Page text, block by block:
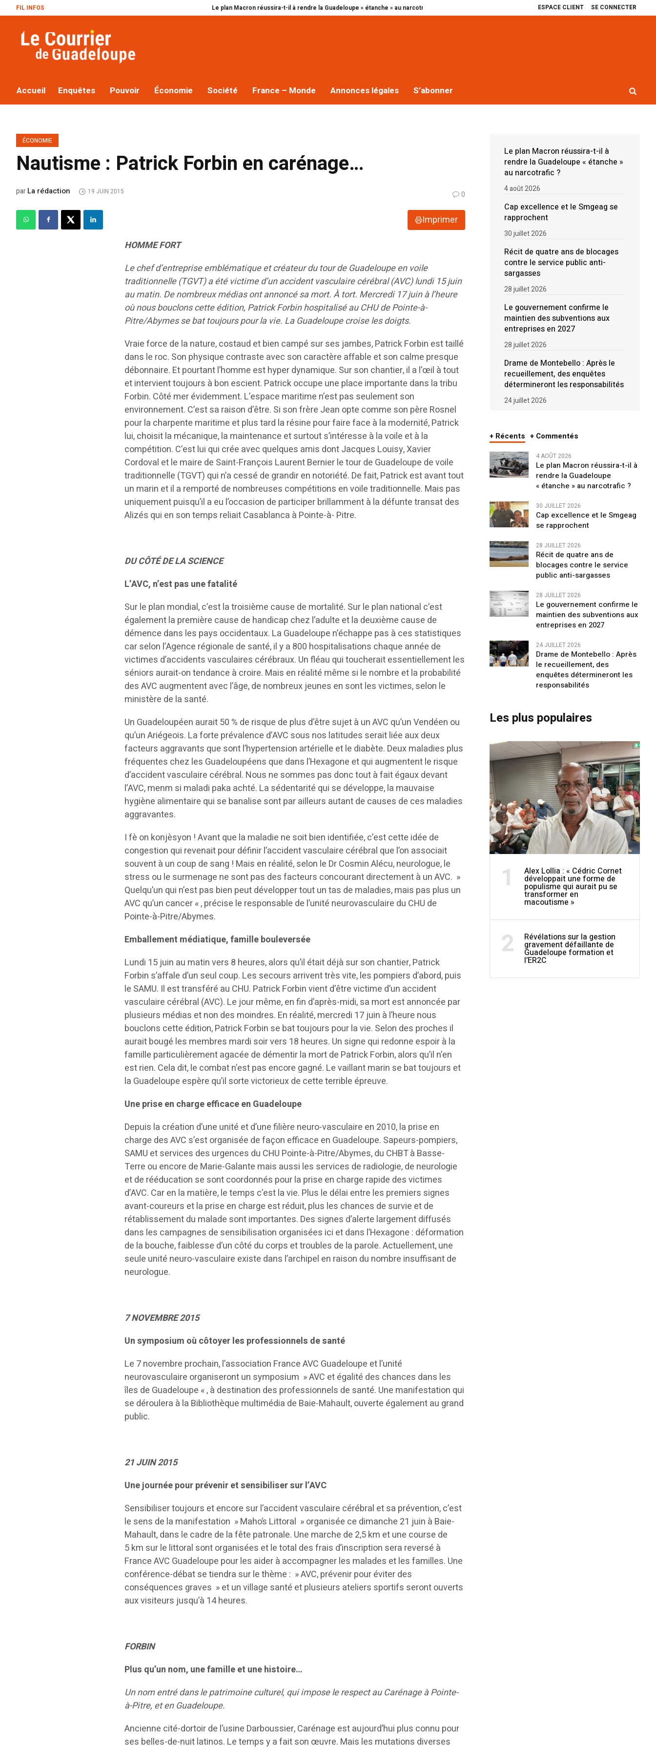
ESPACE CLIENT SE CONNECTER
FIL INFOS Le plan Macron réussira-t-il à rendre la Guadeloupe « étanche » au narcotrafic ? Cap excellence et le Smgeag se rapprochent Récit de quatre ans de blocages
Accueil Enquêtes Pouvoir Économie Société France – Monde Annonces légales S’abonner
ÉCONOMIE
Nautisme : Patrick Forbin en carénage…
0
parLa rédaction 19 JUIN 2015
Imprimer
HOMME FORT
Le chef d’entreprise emblématique et créateur du tour de Guadeloupe en voile
traditionnelle (TGVT) a été victime d’un accident vasculaire cérébral (AVC) lundi 15 juin
au matin. De nombreux médias ont annoncé sa mort. À tort. Mercredi 17 juin à l’heure
où nous bouclons cette édition, Patrick Forbin hospitalisé au CHU de Pointe-à-
Pitre/Abymes se bat toujours pour la vie. La Guadeloupe croise les doigts.
Vraie force de la nature, costaud et bien campé sur ses jambes, Patrick Forbin est taillé
dans le roc. Son physique contraste avec son caractère affable et son calme presque
débonnaire. Et pourtant l’homme est hyper dynamique. Sur son chantier, il a l’œil à tout
et intervient toujours à bon escient. Patrick occupe une place importante dans la tribu
Forbin. Côté mer évidemment. L’espace maritime n’est pas seulement son
environnement. C’est sa raison d’être. Si son frère Jean opte comme son père Rosnel
pour la charpente maritime et plus tard la résine pour faire face à la modernité, Patrick
lui, choisit la mécanique, la maintenance et surtout s’intéresse à la voile et à la
compétition. C’est lui qui crée avec quelques amis dont Jacques Louisy, Xavier
Cordoval et le maire de Saint-François Laurent Bernier le tour de Guadeloupe de voile
traditionnelle (TGVT) qui n’a cessé de grandir en notoriété. De fait, Patrick est avant tout
un marin et il a remporté de nombreuses compétitions en voile traditionnelle. Mais pas
uniquement puisqu’il a eu l’occasion de participer brillamment à la défunte transat des
Alizés qui en son temps reliait Casablanca à Pointe-à- Pitre.
DU CÔTÉ DE LA SCIENCE
L’AVC, n’est pas une fatalité
Sur le plan mondial, c’est la troisième cause de mortalité. Sur le plan national c’est
également la première cause de handicap chez l’adulte et la deuxième cause de
démence dans les pays occidentaux. La Guadeloupe n’échappe pas à ces statistiques
car selon l’Agence régionale de santé, il y a 800 hospitalisations chaque année de
victimes d’accidents vasculaires cérébraux. Un fléau qui toucherait essentiellement les
séniors aurait-on tendance à croire. Mais en réalité même si le nombre et la probabilité
des AVC augmentent avec l’âge, de nombreux jeunes en sont les victimes, selon le
ministère de la santé.
Un Guadeloupéen aurait 50 % de risque de plus d’être sujet à un AVC qu’un Vendéen ou
qu’un Ariégeois. La forte prévalence d’AVC sous nos latitudes serait liée aux deux
facteurs aggravants que sont l’hypertension artérielle et le diabète. Deux maladies plus
fréquentes chez les Guadeloupéens que dans l’Hexagone et qui augmentent le risque
d’accident vasculaire cérébral. Nous ne sommes pas donc tout à fait égaux devant
l’AVC, menm si maladi paka achté. La sédentarité qui se développe, la mauvaise
hygiène alimentaire qui se banalise sont par ailleurs autant de causes de ces maladies
aggravantes.
I fè on konjèsyon ! Avant que la maladie ne soit bien identifiée, c’est cette idée de
congestion qui revenait pour définir l’accident vasculaire cérébral que l’on associait
souvent à un coup de sang ! Mais en réalité, selon le Dr Cosmin Alécu, neurologue, le
stress ou le surmenage ne sont pas des facteurs concourant directement à un AVC. »
Quelqu’un qui n’est pas bien peut développer tout un tas de maladies, mais pas plus un
AVC qu’un cancer « , précise le responsable de l’unité neurovasculaire du CHU de
Pointe-à-Pitre/Abymes.
Emballement médiatique, famille bouleversée
Lundi 15 juin au matin vers 8 heures, alors qu’il était déjà sur son chantier, Patrick
Forbin s’affale d’un seul coup. Les secours arrivent très vite, les pompiers d’abord, puis
le SAMU. Il est transféré au CHU. Patrick Forbin vient d’être victime d’un accident
vasculaire cérébral (AVC). Le jour même, en fin d’après-midi, sa mort est annoncée par
plusieurs médias et non des moindres. En réalité, mercredi 17 juin à l’heure nous
bouclons cette édition, Patrick Forbin se bat toujours pour la vie. Selon des proches il
aurait bougé les membres mardi soir vers 18 heures. Un signe qui redonne espoir à la
famille particulièrement agacée de démentir la mort de Patrick Forbin, alors qu’il n’en
est rien. Cela dit, le combat n’est pas encore gagné. Le vaillant marin se bat toujours et
la Guadeloupe espère qu’il sorte victorieux de cette terrible épreuve.
Une prise en charge efficace en Guadeloupe
Depuis la création d’une unité et d’une filière neuro-vasculaire en 2010, la prise en
charge des AVC s’est organisée de façon efficace en Guadeloupe. Sapeurs-pompiers,
SAMU et services des urgences du CHU Pointe-à-Pitre/Abymes, du CHBT à Basse-
Terre ou encore de Marie-Galante mais aussi les services de radiologie, de neurologie
et de rééducation se sont coordonnés pour la prise en charge rapide des victimes
d’AVC. Car en la matière, le temps c’est la vie. Plus le délai entre les premiers signes
avant-coureurs et la prise en charge est réduit, plus les chances de survie et de
rétablissement du malade sont importantes. Des signes d’alerte largement diffusés
dans les campagnes de sensibilisation organisées ici et dans l’Hexagone : déformation
de la bouche, faiblesse d’un côté du corps et troubles de la parole. Actuellement, une
seule unité neuro-vasculaire existe dans l’archipel en raison du nombre insuffisant de
neurologue.
7 NOVEMBRE 2015
Un symposium où côtoyer les professionnels de santé
Le 7 novembre prochain, l’association France AVC Guadeloupe et l’unité
neurovasculaire organiseront un symposium » AVC et égalité des chances dans les
îles de Guadeloupe « , à destination des professionnels de santé. Une manifestation qui
se déroulera à la Bibliothèque multimédia de Baie-Mahault, ouverte également au grand
public.
21 JUIN 2015
Une journée pour prévenir et sensibiliser sur l’AVC
Sensibiliser toujours et encore sur l’accident vasculaire cérébral et sa prévention, c’est
le sens de la manifestation » Maho’s Littoral » organisée ce dimanche 21 juin à Baie-
Mahault, dans le cadre de la fête patronale. Une marche de 2,5 km et une course de
5 km sur le littoral sont organisées et le total des frais d’inscription sera reversé à
France AVC Guadeloupe pour les aider à accompagner les malades et les familles. Une
conférence-débat se tiendra sur le thème : » AVC, prévenir pour éviter des
conséquences graves » et un village santé et plusieurs ateliers sportifs seront ouverts
aux visiteurs jusqu’à 14 heures.
FORBIN
Plus qu’un nom, une famille et une histoire…
Un nom entré dans le patrimoine culturel, qui impose le respect au Carénage à Pointe-
à-Pitre, et en Guadeloupe.
Ancienne cité-dortoir de l’usine Darboussier, Carénage est aujourd’hui plus connu pour
ses belles-de-nuit latinos. Le temps y a fait son œuvre. Mais les mutations diverses
Le plan Macron réussira-t-il à
rendre la Guadeloupe « étanche »
au narcotrafic ?
4 août 2026
Cap excellence et le Smgeag se
rapprochent
30 juillet 2026
Récit de quatre ans de blocages
contre le service public anti-
sargasses
28 juillet 2026
Le gouvernement confirme le
maintien des subventions aux
entreprises en 2027
28 juillet 2026
Drame de Montebello : Après le
recueillement, des enquêtes
détermineront les responsabilités
24 juillet 2026
+ Récents + Commentés
4 AOÛT 2026
Le plan Macron réussira-t-il à
rendre la Guadeloupe
« étanche » au narcotrafic ?
30 JUILLET 2026
Cap excellence et le Smgeag
se rapprochent
28 JUILLET 2026
Récit de quatre ans de
blocages contre le service
public anti-sargasses
28 JUILLET 2026
Le gouvernement confirme le
maintien des subventions aux
entreprises en 2027
24 JUILLET 2026
Drame de Montebello : Après
le recueillement, des
enquêtes détermineront les
responsabilités
Les plus populaires
1 Alex Lollia : « Cédric Cornet
développait une forme de
populisme qui aurait pu se
transformer en
macoutisme »
2 Révélations sur la gestion
gravement défaillante de
Guadeloupe formation et
l’ER2C